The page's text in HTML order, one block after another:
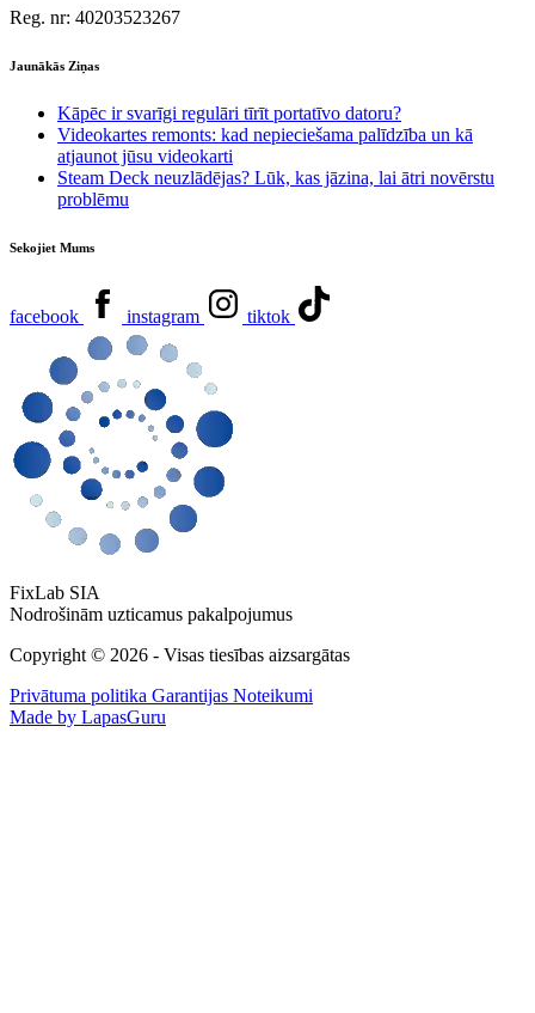
Reg. nr: 40203523267
Jaunākās Ziņas
Kāpēc ir svarīgi regulāri tīrīt portatīvo datoru?
Videokartes remonts: kad nepieciešama palīdzība un kā
atjaunot jūsu videokarti
Steam Deck neuzlādējas? Lūk, kas jāzina, lai ātri novērstu
problēmu
Sekojiet Mums
facebook instagram tiktok
FixLab SIA
Nodrošinām uzticamus pakalpojumus
Copyright © 2026 - Visas tiesības aizsargātas
Privātuma politika Garantijas Noteikumi
Made by LapasGuru